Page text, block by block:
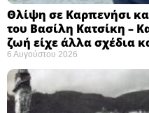
Θλίψη σε Καρπενήσι
του Βασίλη Κατσίκη –
ζωή είχε άλλα σχέδια
6 Αυγούστου 2026